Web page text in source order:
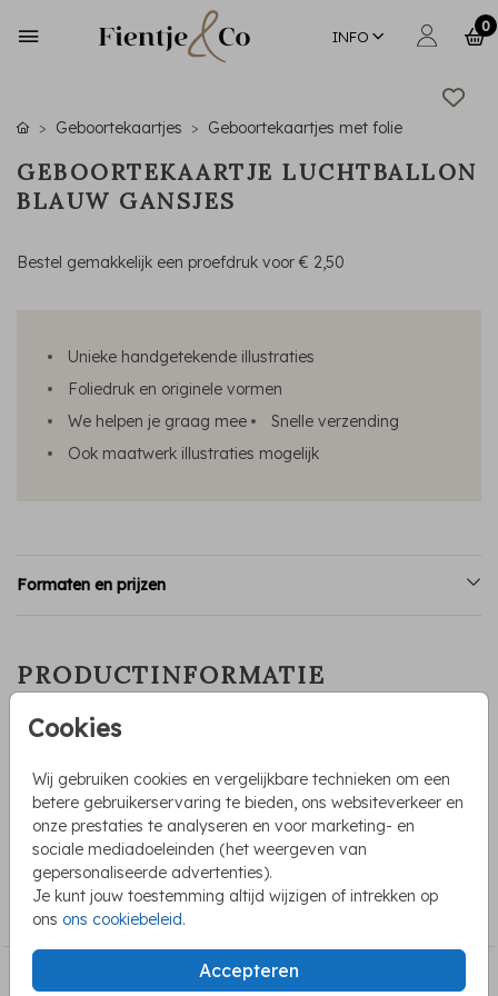
INFO
0
Cookies
Wij gebruiken cookies en vergelijkbare technieken om een
betere gebruikerservaring te bieden, ons websiteverkeer en
onze prestaties te analyseren en voor marketing- en
sociale mediadoeleinden (het weergeven van
gepersonaliseerde advertenties).
Je kunt jouw toestemming altijd wijzigen of intrekken op
ons ons cookiebeleid.
Accepteren
Geboortekaartjes Geboortekaartjes met folie
GEBOORTEKAARTJE LUCHTBALLON
BLAUW GANSJES
Bestel gemakkelijk een proefdruk voor€ 2,50
Unieke handgetekende illustraties
Foliedruk en originele vormen
We helpen je graag mee
Snelle verzending
Ook maatwerk illustraties mogelijk
Formaten en prijzen
PRODUCTINFORMATIE
OMSCHRIJVING
met gansjes en een luchtballon. In beige en lichtblauwe
tinten en goudfolie.
Huisvanmijn
COLLECTIE
Geboortekaartjes met folie
BEKIJK OOK